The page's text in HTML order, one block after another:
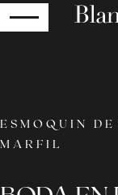
ESMOQUIN
MARFIL